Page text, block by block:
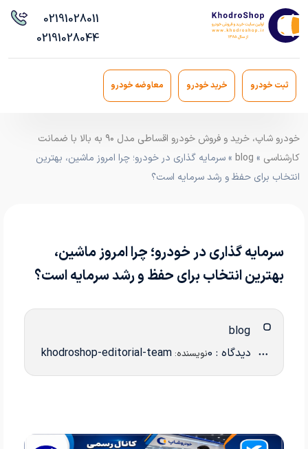
02191028011
02191028044
ثبت خودرو خرید خودرو معاوضه خودرو
خودرو شاپ، خرید و فروش خودرو اقساطی مدل ۹۰ به بالا با ضمانت
کارشناسی »
blog » سرمایه گذاری در خودرو؛ چرا امروز ماشین، بهترین
انتخاب برای حفظ و رشد سرمایه است؟
سرمایه گذاری در خودرو؛ چرا امروز ماشین،
بهترین انتخاب برای حفظ و رشد سرمایه است؟
دیدگاه : 0 نویسنده: khodroshop-editorial-team